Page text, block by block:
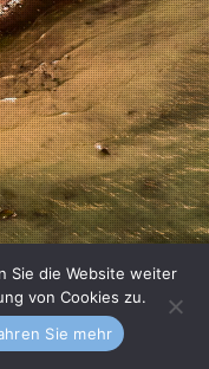
Sie die Website weiter
von Cookies zu.
Sie mehr